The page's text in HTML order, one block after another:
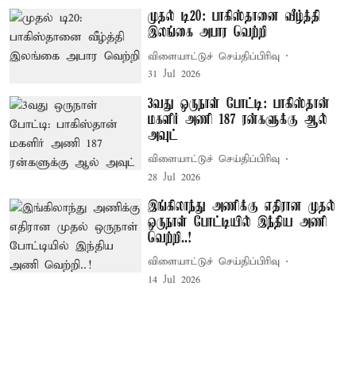
முதல் டி20: பாகிஸ்தானை வீழ்த்தி
இலங்கை அபார வெற்றி
விளையாட்டுச் செய்திப்பிரிவு
31 Jul 2026
3வது ஒருநாள் போட்டி: பாகிஸ்தான்
மகளிர் அணி 187 ரன்களுக்கு ஆல்
அவுட்
விளையாட்டுச் செய்திப்பிரிவு
28 Jul 2026
இங்கிலாந்து அணிக்கு எதிரான முதல்
ஒருநாள் போட்டியில் இந்திய அணி
வெற்றி..!
விளையாட்டுச் செய்திப்பிரிவு
14 Jul 2026